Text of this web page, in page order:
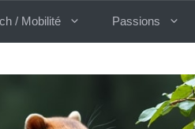
/ Mobilité Passions